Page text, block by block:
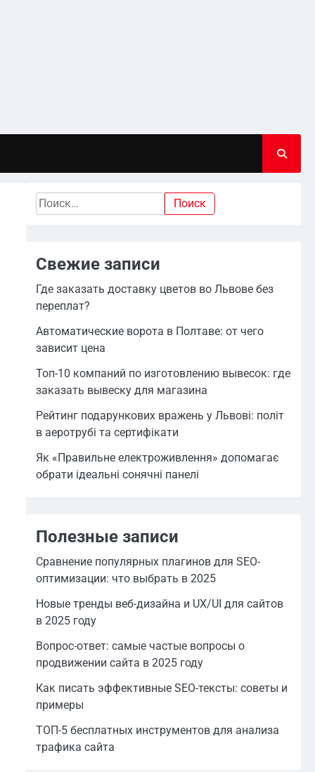
Найти:
Свежие записи
Где заказать доставку цветов во Львове без
переплат?
Автоматические ворота в Полтаве: от чего
зависит цена
Топ-10 компаний по изготовлению вывесок: где
заказать вывеску для магазина
Рейтинг подарункових вражень у Львові: політ
в аеротрубі та сертифікати
Як «Правильне електроживлення» допомагає
обрати ідеальні сонячні панелі
Полезные записи
Сравнение популярных плагинов для SEO-
оптимизации: что выбрать в 2025
Новые тренды веб-дизайна и UX/UI для сайтов
в 2025 году
Вопрос-ответ: самые частые вопросы о
продвижении сайта в 2025 году
Как писать эффективные SEO-тексты: советы и
примеры
ТОП-5 бесплатных инструментов для анализа
трафика сайта